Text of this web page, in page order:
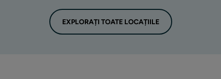
EXPLORAȚI TOATE LOCAȚIILE